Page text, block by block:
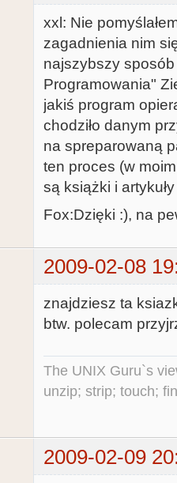
xxl: Nie
zagadnienia nim
najszybszy sposób
Programowania"
jakiś program
chodziło danym
na spreparowaną
ten proces (w
są książki i
Fox:Dzięki :), na
2009-02-08
znajdziesz ta
btw. polecam
The UNIX Guru`s
unzip; strip; touch;
2009-02-09